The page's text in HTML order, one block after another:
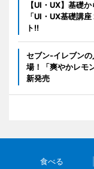
【UI・UX】基礎
「UI・UX基礎講
ト!!
セブン‐イレブン
場！「爽やかレモ
新発売
食べる